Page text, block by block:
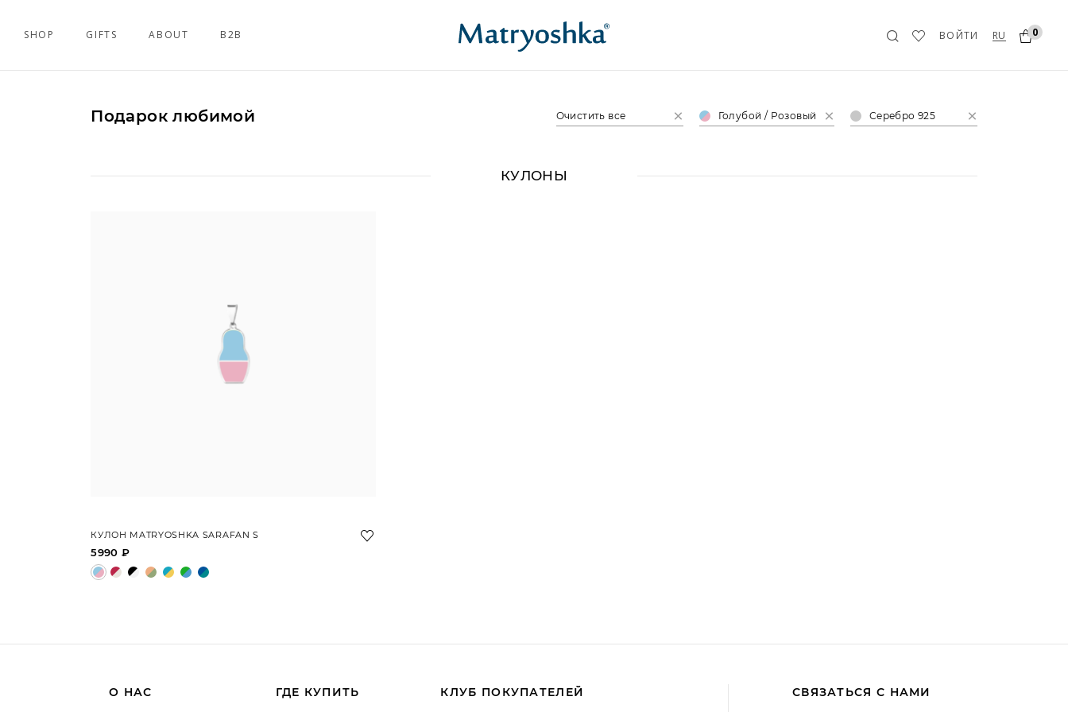
SHOP GIFTS ABOUT B2B ВОЙТИ RU 0
Подарок любимой Очистить все Голубой / Розовый Серебро 925
КУЛОНЫ
КУЛОН MATRYOSHKA SARAFAN S
5990 ₽
О НАС ГДЕ КУПИТЬ КЛУБ ПОКУПАТЕЛЕЙ СВЯЗАТЬСЯ С НАМИ